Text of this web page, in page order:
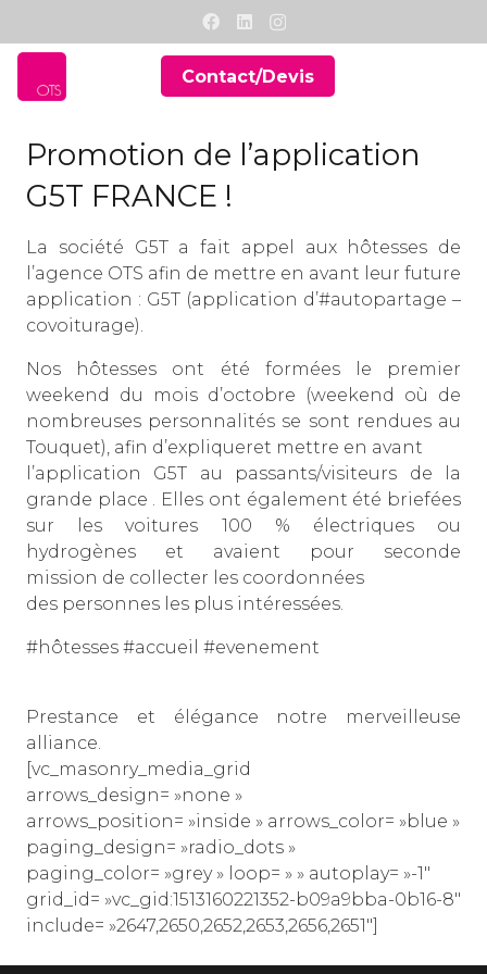
Contact/Devis
Promotion de l’application
G5T FRANCE !
La société G5T a fait appel aux hôtesses de
l’agence OTS afin de mettre en avant leur future
application : G5T (application d’#autopartage –
covoiturage).
Nos hôtesses ont été formées le premier
weekend du mois d’octobre (weekend où de
nombreuses personnalités se sont rendues au
Touquet), afin d’expliqueret mettre en avant
l’application G5T au passants/visiteurs de la
grande place . Elles ont également été briefées
sur les voitures 100 % électriques ou
hydrogènes et avaient pour seconde
mission de collecter les coordonnées
des personnes les plus intéressées.
#hôtesses #accueil #evenement
Prestance et élégance notre merveilleuse
alliance.
[vc_masonry_media_grid
arrows_design= »none »
arrows_position= »inside » arrows_color= »blue »
paging_design= »radio_dots »
paging_color= »grey » loop= » » autoplay= »-1″
grid_id= »vc_gid:1513160221352-b09a9bba-0b16-8″
include= »2647,2650,2652,2653,2656,2651″]